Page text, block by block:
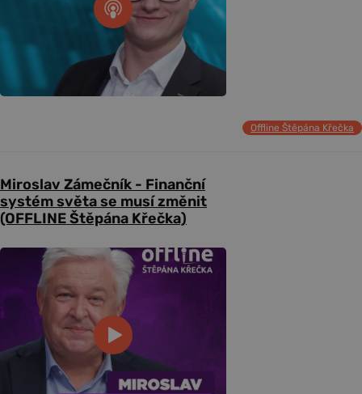
Offline Štěpána Křečka
Miroslav Zámečník - Finanční
systém světa se musí změnit
(OFFLINE Štěpána Křečka)